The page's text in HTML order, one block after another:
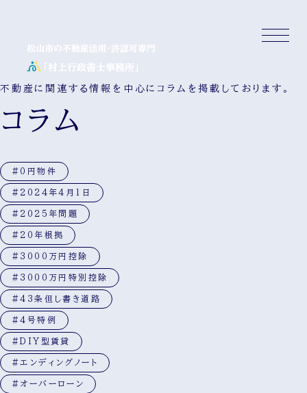
不動産に関連する情報を中心にコラムを掲載しております。
コラム
#0円物件
#2024年4月1日
#2025年問題
#20年根拠
#3000万円控除
#3000万円特別控除
#43条但し書き道路
#4号特例
#DIY型賃貸
#エンディングノート
#オーバーローン